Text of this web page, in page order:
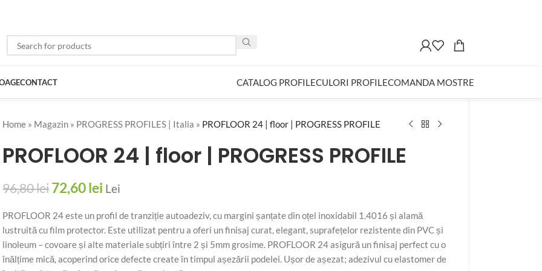
CONTACT CATALOG PROFILECULORI PROFILECOMANDA MOSTRE
Home » Magazin » PROGRESS PROFILES | Italia » PROFLOOR 24 | floor | PROGRESS PROFILE
PROFLOOR 24 | floor | PROGRESS PROFILE
96,80lei 72,60lei Lei
PROFLOOR 24 este un profil de tranziție autoadeziv, cu margini șanțate din oțel inoxidabil 1.4016 și alamă
lustruită cu film protector. Este utilizat pentru a oferi un finisaj curat, elegant, suprafețelor rezistente din PVC și
linoleum – covoare și alte materiale subțiri între 2 și 5mm grosime. PROFLOOR 24 asigură un finisaj perfect cu o
înălțime mică, acoperind orice defecte create în timpul așezării podelei. Ușor de așezat; adezivul cu elastomer de